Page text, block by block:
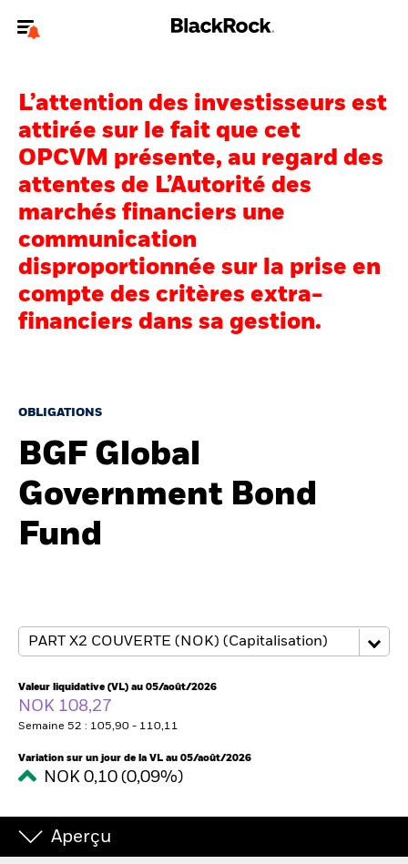
Pour accéder directement à un autre site BlackRock, veuillez mettre à
jourvotre type d'utilisateur
Nous connaître
Produits
Thèmes
Education
France
BlackRock
L’attention des investisseurs est
attirée sur le fait que cet
OPCVM présente, au regard des
attentes de L’Autorité des
marchés financiers une
communication
disproportionnée sur la prise en
compte des critères extra-
financiers dans sa gestion.
OBLIGATIONS
BGF Global
Government Bond
Fund
Valeur liquidative (VL) au 05/août/2026
NOK 108,27
Semaine 52 : 105,90 - 110,11
Variation sur un jour de la VL au 05/août/2026
NOK 0,10 (0,09%)
Aperçu